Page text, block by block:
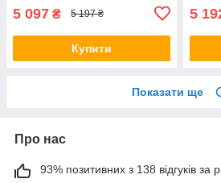
5 097 ₴ 5 197 ₴
Купити
5
Показати ще
Про нас
93% позитивних з 138 відгуків за